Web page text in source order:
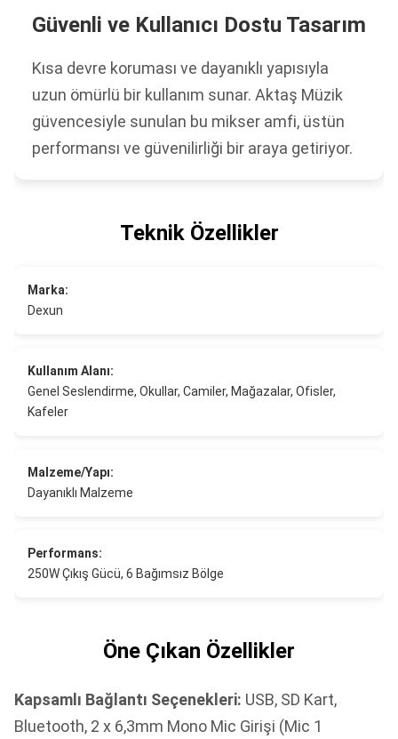
Güvenli ve Kullanıcı Dostu Tasarım
Kısa devre koruması ve dayanıklı yapısıyla
uzun ömürlü bir kullanım sunar. Aktaş Müzik
güvencesiyle sunulan bu mikser amfi, üstün
performansı ve güvenilirliği bir araya getiriyor.
Teknik Özellikler
Marka:
Dexun
Kullanım Alanı:
Genel Seslendirme, Okullar, Camiler, Mağazalar, Ofisler,
Kafeler
Malzeme/Yapı:
Dayanıklı Malzeme
Performans:
250W Çıkış Gücü, 6 Bağımsız Bölge
Öne Çıkan Özellikler
Kapsamlı Bağlantı Seçenekleri: USB, SD Kart,
Bluetooth, 2 x 6,3mm Mono Mic Girişi (Mic 1